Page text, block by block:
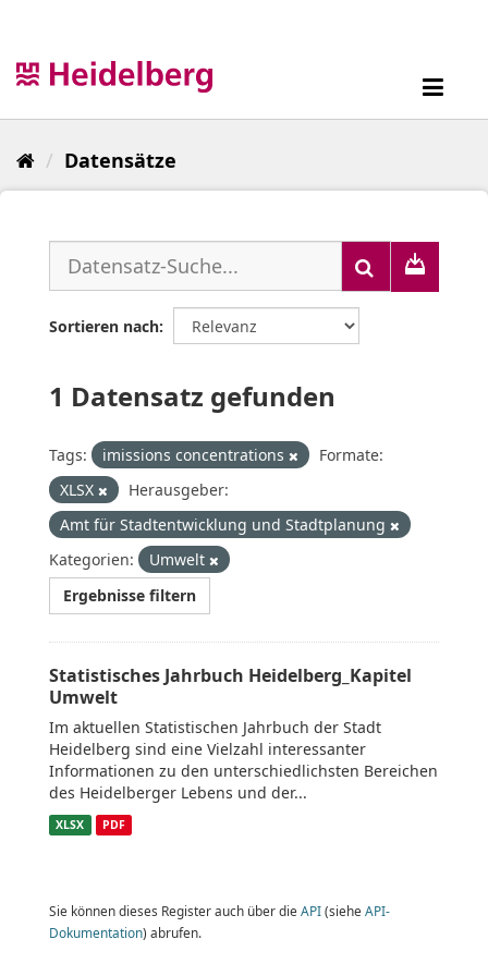
Datensätze
Sortieren nach
1 Datensatz gefunden
Tags: imissions concentrations
Formate:
XLSX
Herausgeber:
Amt für Stadtentwicklung und Stadtplanung
Kategorien:
Umwelt
Ergebnisse filtern
Statistisches Jahrbuch Heidelberg_Kapitel
Umwelt
Im aktuellen Statistischen Jahrbuch der Stadt
Heidelberg sind eine Vielzahl interessanter
Informationen zu den unterschiedlichsten Bereichen
des Heidelberger Lebens und der...
XLSX PDF
Sie können dieses Register auch über die API(siehe API-
Dokumentation) abrufen.